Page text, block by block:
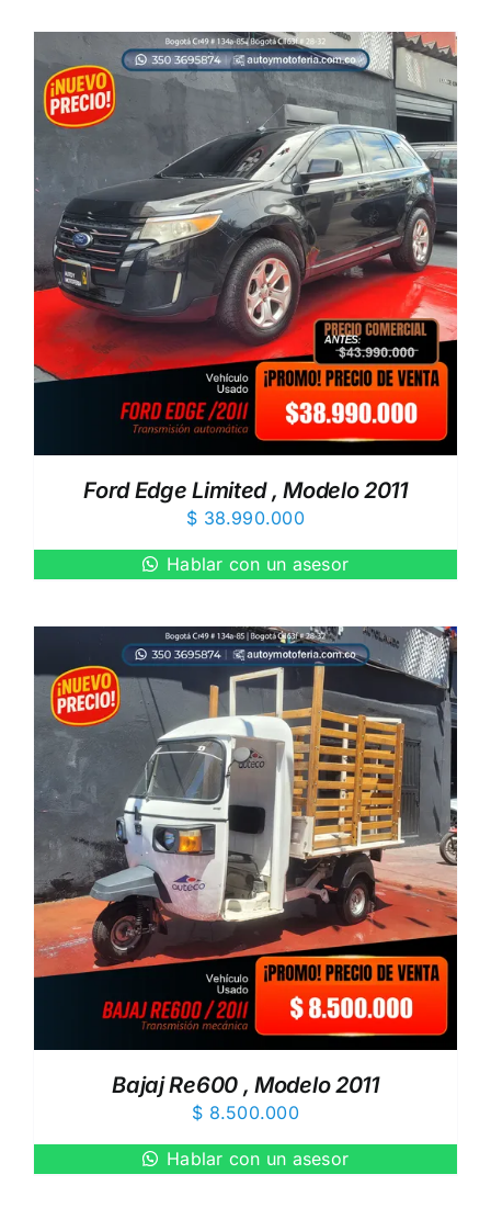
Ford Edge Limited , Modelo 2011
$ 38.990.000
Hablar con un asesor
Bajaj Re600 , Modelo 2011
$ 8.500.000
Hablar con un asesor